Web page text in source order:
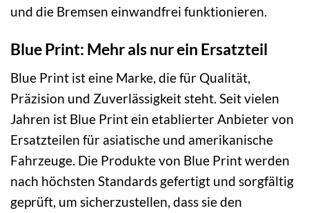
und die Bremsen einwandfrei funktionieren.
Blue Print: Mehr als nur ein Ersatzteil
Blue Print ist eine Marke, die für Qualität,
Präzision und Zuverlässigkeit steht. Seit vielen
Jahren ist Blue Print ein etablierter Anbieter von
Ersatzteilen für asiatische und amerikanische
Fahrzeuge. Die Produkte von Blue Print werden
nach höchsten Standards gefertigt und sorgfältig
geprüft, um sicherzustellen, dass sie den